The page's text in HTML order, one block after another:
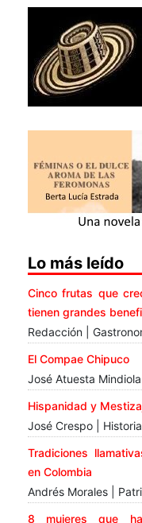
Lo más leído
Cinco frutas que
tienen grandes
Redacción |
El Compae Chipuco
José Atuesta
Hispanidad y
José Crespo | Historia
Tradiciones
en Colombia
Andrés Morales |
8 mujeres que